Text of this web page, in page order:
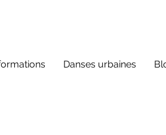
Danses urbaines